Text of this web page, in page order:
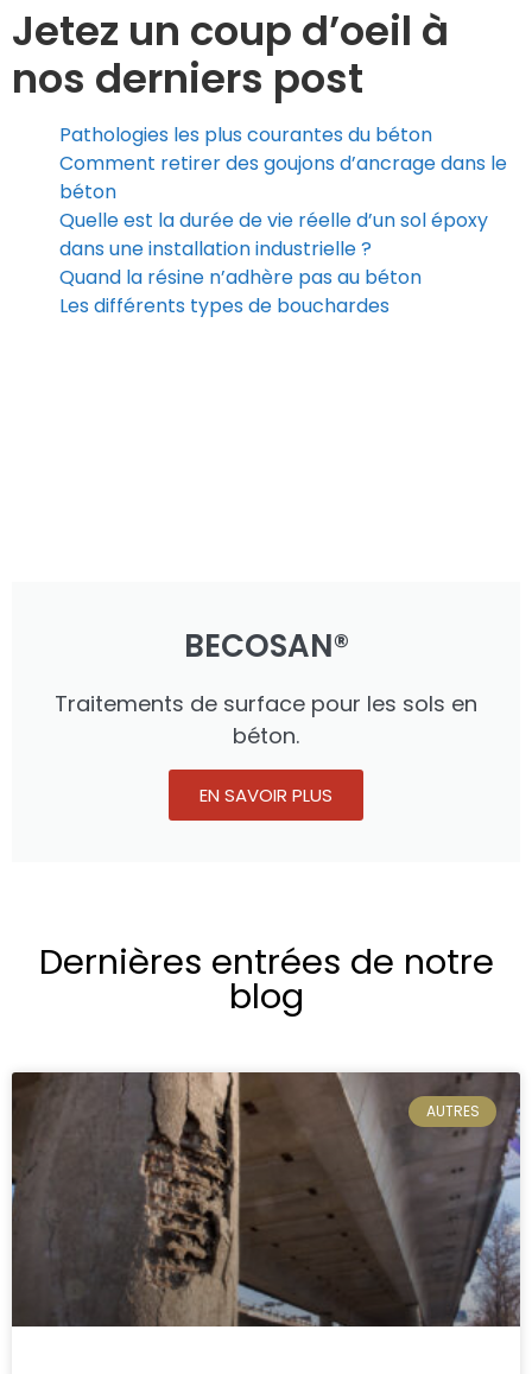
Jetez un coup d’oeil à
nos derniers post
Pathologies les plus courantes du béton
Comment retirer des goujons d’ancrage dans le
béton
Quelle est la durée de vie réelle d’un sol époxy
dans une installation industrielle ?
Quand la résine n’adhère pas au béton
Les différents types de bouchardes
BECOSAN®
Traitements de surface pour les sols en
béton.
EN SAVOIR PLUS
Dernières entrées de notre
blog
AUTRES